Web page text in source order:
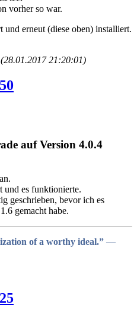
vorher so war.
und erneut (diese oben) installiert.
21:20:01)
auf Version 4.0.4
und es funktionierte.
geschrieben, bevor ich es
gemacht habe.
of a worthy ideal.” ―